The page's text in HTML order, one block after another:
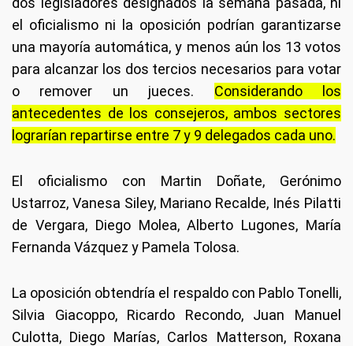
el oficialismo ni la oposición podrían garantizarse
una mayoría automática, y menos aún los 13 votos
para alcanzar los dos tercios necesarios para votar
o remover un jueces. Considerando los
antecedentes de los consejeros, ambos sectores
lograrían repartirse entre 7 y 9 delegados cada uno.
El oficialismo con Martin Doñate, Gerónimo
Ustarroz, Vanesa Siley, Mariano Recalde, Inés Pilatti
de Vergara, Diego Molea, Alberto Lugones, María
Fernanda Vázquez y Pamela Tolosa.
La oposición obtendría el respaldo con Pablo Tonelli,
Silvia Giacoppo, Ricardo Recondo, Juan Manuel
Culotta, Diego Marías, Carlos Matterson, Roxana